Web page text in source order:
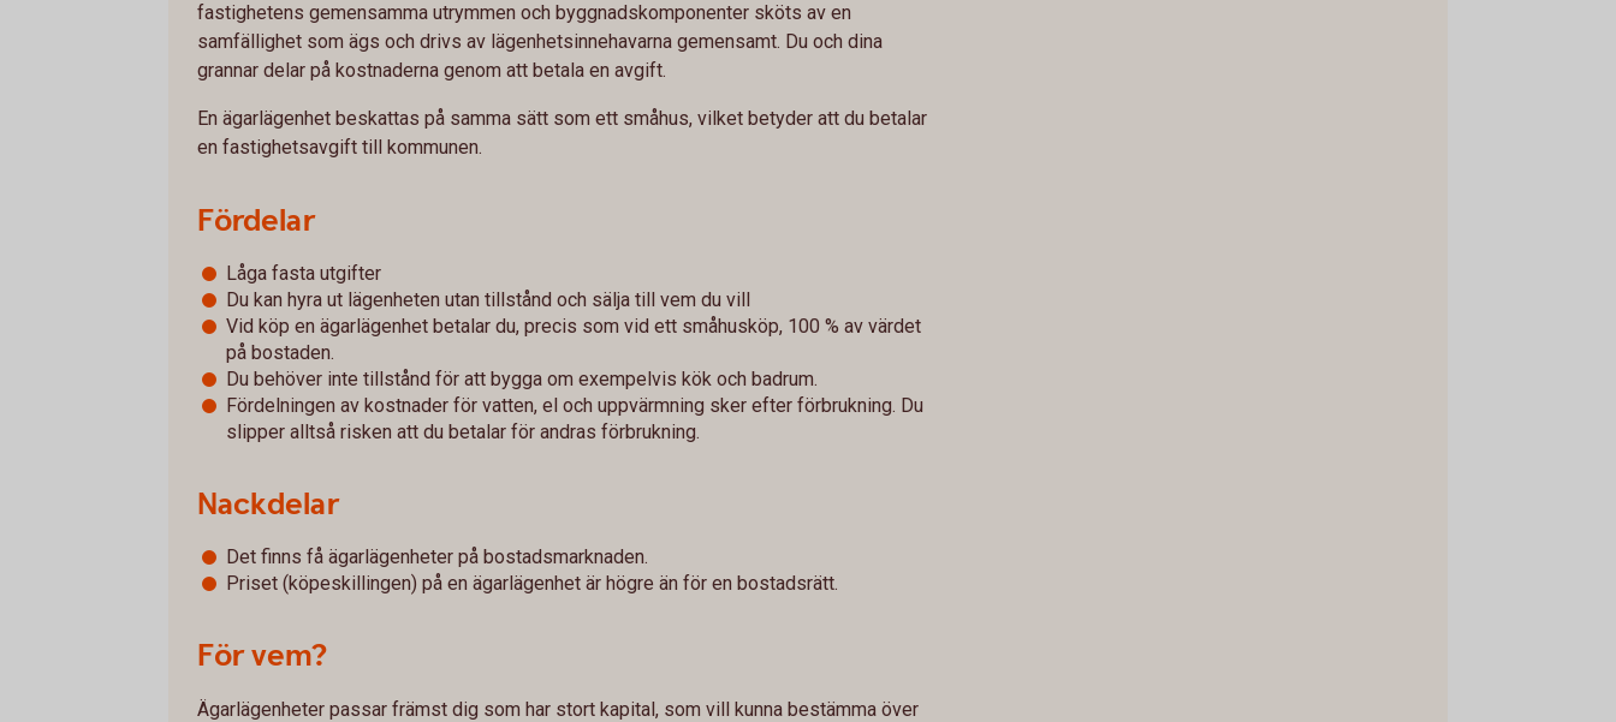
fastighetens gemensamma utrymmen och byggnadskomponenter sköts av en
samfällighet som ägs och drivs av lägenhetsinnehavarna gemensamt. Du och dina
grannar delar på kostnaderna genom att betala en avgift.
En ägarlägenhet beskattas på samma sätt som ett småhus, vilket betyder att du betalar
en fastighetsavgift till kommunen.
Fördelar
Låga fasta utgifter
Du kan hyra ut lägenheten utan tillstånd och sälja till vem du vill
Vid köp en ägarlägenhet betalar du, precis som vid ett småhusköp, 100 % av värdet
på bostaden.
Du behöver inte tillstånd för att bygga om exempelvis kök och badrum.
Fördelningen av kostnader för vatten, el och uppvärmning sker efter förbrukning. Du
slipper alltså risken att du betalar för andras förbrukning.
Nackdelar
Det finns få ägarlägenheter på bostadsmarknaden.
Priset (köpeskillingen) på en ägarlägenhet är högre än för en bostadsrätt.
För vem?
Ägarlägenheter passar främst dig som har stort kapital, som vill kunna bestämma över